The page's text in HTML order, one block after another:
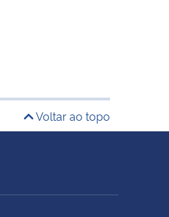
Voltar ao topo